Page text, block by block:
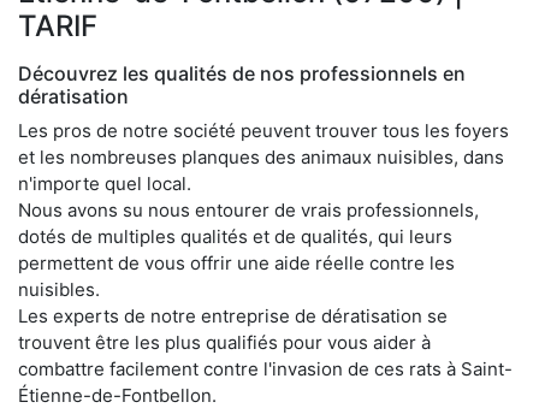
TARIF
Découvrez les qualités de nos professionnels en
dératisation
Les pros de notre société peuvent trouver tous les foyers
et les nombreuses planques des animaux nuisibles, dans
n'importe quel local.
Nous avons su nous entourer de vrais professionnels,
dotés de multiples qualités et de qualités, qui leurs
permettent de vous offrir une aide réelle contre les
nuisibles.
Les experts de notre entreprise de dératisation se
trouvent être les plus qualifiés pour vous aider à
combattre facilement contre l'invasion de ces rats à Saint-
Étienne-de-Fontbellon.